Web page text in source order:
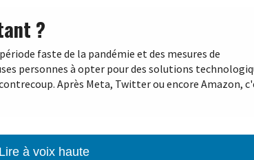
?
faste de la pandémie et des mesures de
personnes à opter pour des solutions
Après Meta, Twitter ou encore Amazon,
Lire à voix haute